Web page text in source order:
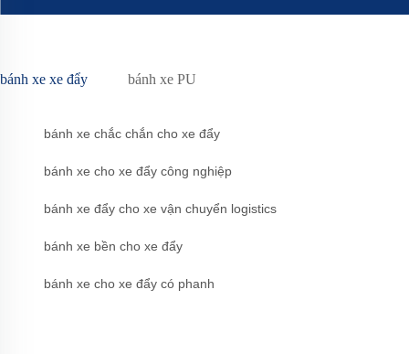
bánh xe xe đẩy bánh xe PU
bánh xe chắc chắn cho xe đẩy
bánh xe cho xe đẩy công nghiệp
bánh xe đẩy cho xe vận chuyển logistics
bánh xe bền cho xe đẩy
bánh xe cho xe đẩy có phanh